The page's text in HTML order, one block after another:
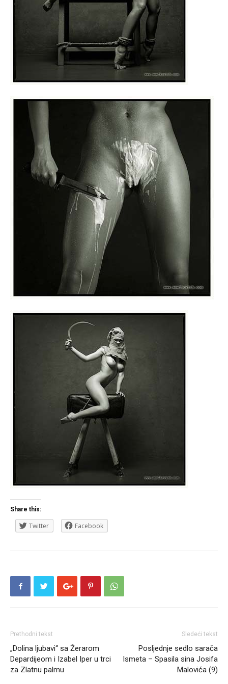
Share this:
Twitter Facebook
Prethodni tekst
„Dolina ljubavi“ sa Žerarom
Depardijeom i Izabel Iper u trci
za Zlatnu palmu
Sledeći tekst
Posljednje sedlo sarača
Ismeta – Spasila sina Josifa
Malovića (9)